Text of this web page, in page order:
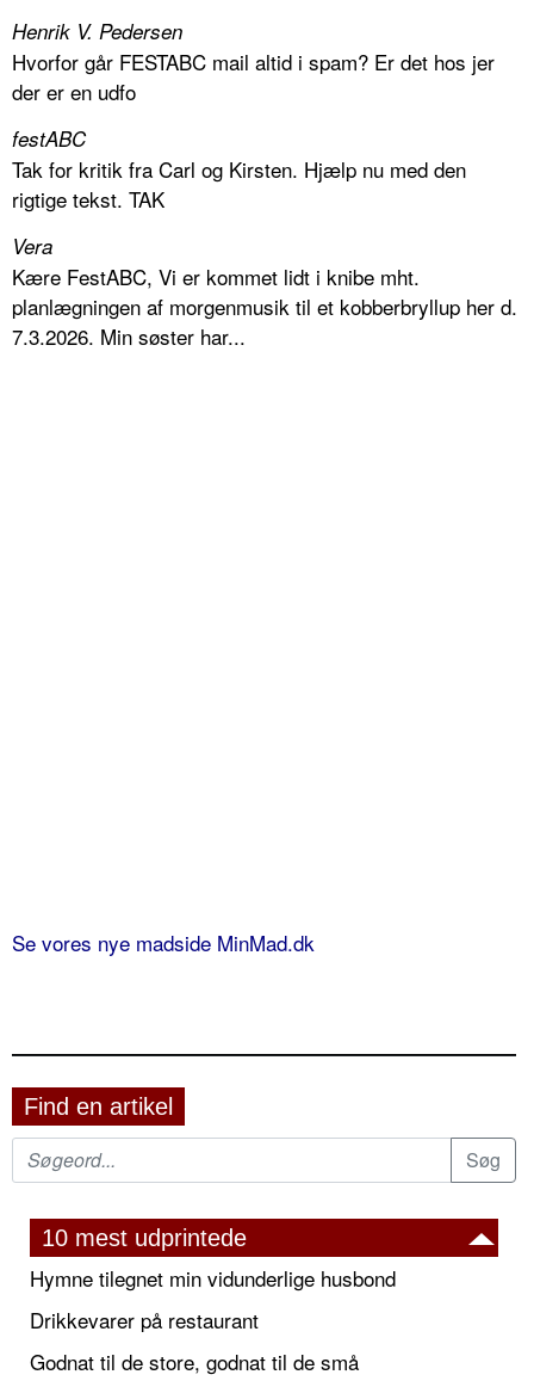
Henrik V. Pedersen
Hvorfor går FESTABC mail altid i spam? Er det hos jer
der er en udfo
festABC
Tak for kritik fra Carl og Kirsten. Hjælp nu med den
rigtige tekst. TAK
Vera
Kære FestABC, Vi er kommet lidt i knibe mht.
planlægningen af morgenmusik til et kobberbryllup her d.
7.3.2026. Min søster har...
Se vores nye madside MinMad.dk
Find en artikel
10 mest udprintede
Hymne tilegnet min vidunderlige husbond
Drikkevarer på restaurant
Godnat til de store, godnat til de små